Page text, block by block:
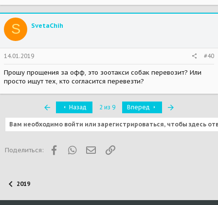
S SvetaChih
14.01.2019 #40
Прошу прощения за офф, это зоотакси собак перевозит? Или
просто ищут тех, кто согласится перевезти?
ПервыйНазад 2 из 9 Вперед
Вам необходимо войти или зарегистрироваться, чтобы здесь
Поделиться: FacebookWhatsAppЭлектронная почта
Ссылка
2019